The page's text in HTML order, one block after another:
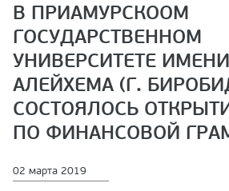
В ПРИАМУРСКООМ
ГОСУДАРСТВЕННОМ
УНИВЕРСИТЕТЕ
АЛЕЙХЕМА (Г.
СОСТОЯЛОСЬ
ПО ФИНАНСОВОЙ
02 марта 2019